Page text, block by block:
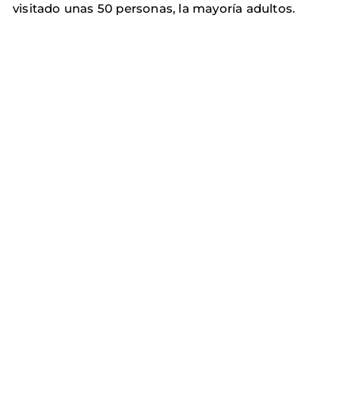
visitado unas 50 personas, la mayoría adultos.